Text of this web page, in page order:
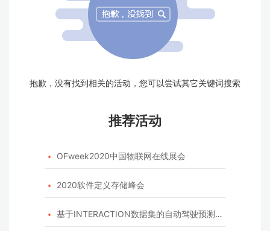
抱歉，没有找到相关的活动，您可以尝试其它关键词搜索
推荐活动
 OFweek2020中国物联网在线展会
 2020软件定义存储峰会
 基于INTERACTION数据集的自动驾驶预测模型挑战赛